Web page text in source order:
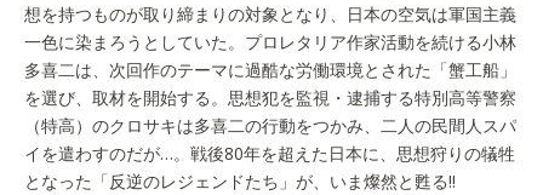
想を持つものが取り締まりの対象となり、日本の空気は軍国主義
一色に染まろうとしていた。プロレタリア作家活動を続ける小林
多喜二は、次回作のテーマに過酷な労働環境とされた「蟹工船」
を選び、取材を開始する。思想犯を監視・逮捕する特別高等警察
（特高）のクロサキは多喜二の行動をつかみ、二人の民間人スパ
イを遣わすのだが…。戦後80年を超えた日本に、思想狩りの犠牲
となった「反逆のレジェンドたち」が、いま燦然と甦る!!